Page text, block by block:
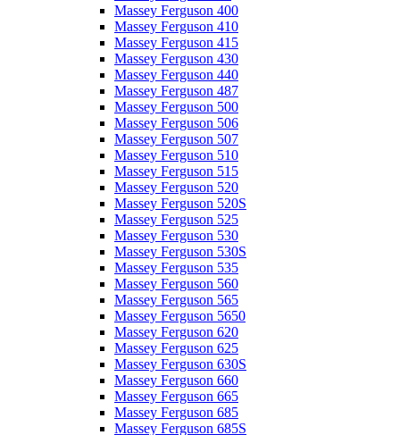
Massey Ferguson 400
Massey Ferguson 410
Massey Ferguson 415
Massey Ferguson 430
Massey Ferguson 440
Massey Ferguson 487
Massey Ferguson 500
Massey Ferguson 506
Massey Ferguson 507
Massey Ferguson 510
Massey Ferguson 515
Massey Ferguson 520
Massey Ferguson 520S
Massey Ferguson 525
Massey Ferguson 530
Massey Ferguson 530S
Massey Ferguson 535
Massey Ferguson 560
Massey Ferguson 565
Massey Ferguson 5650
Massey Ferguson 620
Massey Ferguson 625
Massey Ferguson 630S
Massey Ferguson 660
Massey Ferguson 665
Massey Ferguson 685
Massey Ferguson 685S